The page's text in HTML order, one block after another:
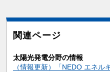
関連ページ
太陽光発電分野の情報
（情報更新）「NEDO エネ